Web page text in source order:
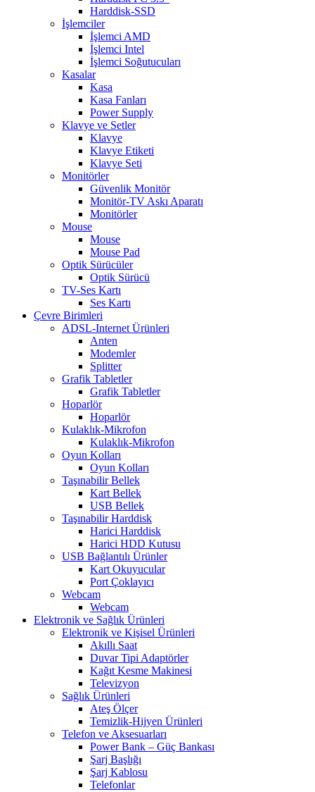
Harddisk-SSD
İşlemciler
İşlemci AMD
İşlemci Intel
İşlemci Soğutucuları
Kasalar
Kasa
Kasa Fanları
Power Supply
Klavye ve Setler
Klavye
Klavye Etiketi
Klavye Seti
Monitörler
Güvenlik Monitör
Monitör-TV Askı Aparatı
Monitörler
Mouse
Mouse
Mouse Pad
Optik Sürücüler
Optik Sürücü
TV-Ses Kartı
Ses Kartı
Çevre Birimleri
ADSL-Internet Ürünleri
Anten
Modemler
Splitter
Grafik Tabletler
Grafik Tabletler
Hoparlör
Hoparlör
Kulaklık-Mikrofon
Kulaklık-Mikrofon
Oyun Kolları
Oyun Kolları
Taşınabilir Bellek
Kart Bellek
USB Bellek
Taşınabilir Harddisk
Harici Harddisk
Harici HDD Kutusu
USB Bağlantılı Ürünler
Kart Okuyucular
Port Çoklayıcı
Webcam
Webcam
Elektronik ve Sağlık Ürünleri
Elektronik ve Kişisel Ürünleri
Akıllı Saat
Duvar Tipi Adaptörler
Kağıt Kesme Makinesi
Televizyon
Sağlık Ürünleri
Ateş Ölçer
Temizlik-Hijyen Ürünleri
Telefon ve Aksesuarları
Power Bank – Güç Bankası
Şarj Başlığı
Şarj Kablosu
Telefonlar